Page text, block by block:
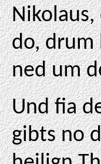
do, drum
ned um
Und fia
gibts no